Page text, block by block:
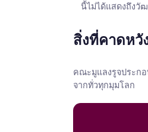
นี้ไม่ได้แสดงถึงวั
สิ่งที่คาดหวั
คณะมูแลงรูจประก
จากทั่วทุกมุมโลก